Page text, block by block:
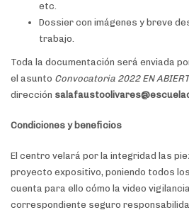
etc.
Dossier con imágenes y breve
trabajo.
Toda la documentación será enviada
el asunto Convocatoria 2022 EN
dirección
Condiciones y beneficios
El centro velará por la integridad las
proyecto expositivo, poniendo todos
cuenta para ello cómo la video
correspondiente seguro